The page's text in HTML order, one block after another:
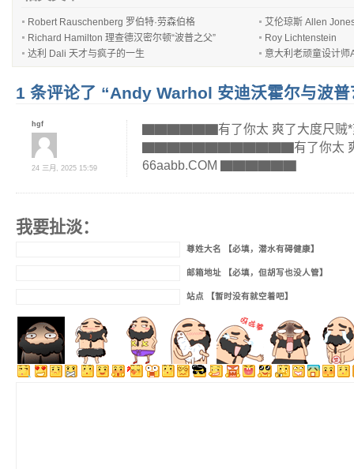
Robert Rauschenberg 罗伯特·劳森伯格
艾伦琼斯 Allen
Richard Hamilton 理查德汉密尔顿“波普之父”
Roy Lichtenstein
达利 Dali 天才与疯子的一生
意大利老顽童设计
1 条评论了 “Andy Warhol 安迪沃霍尔与波普
hgf
24 三月, 2025 15:59
▇▇▇▇▇▇有了你太 爽了大度尺贼*
▇▇▇▇▇▇▇▇▇▇▇▇有了你太 爽
66aabb.COM ▇▇▇▇▇▇
我要扯淡：
尊姓大名 【必填，潜水有碍健康】
邮箱地址 【必填，但胡写也没人管】
站点 【暂时没有就空着吧】